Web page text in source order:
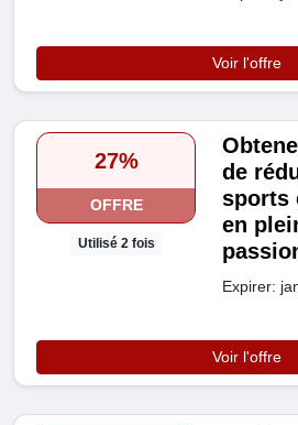
Voir l'offre
27%
OFFRE
Utilisé 2 fois
de
sports
en
Expirer:
Voir l'offre